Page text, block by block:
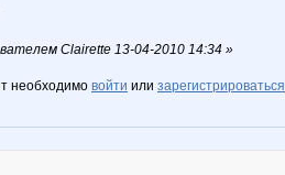
Clairette 13-04-2010 14:34 »
необходимо войти или зарегистрироваться